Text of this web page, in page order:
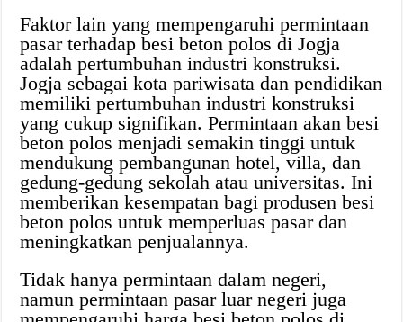
Faktor lain yang mempengaruhi permintaan
pasar terhadap besi beton polos di Jogja
adalah pertumbuhan industri konstruksi.
Jogja sebagai kota pariwisata dan pendidikan
memiliki pertumbuhan industri konstruksi
yang cukup signifikan. Permintaan akan besi
beton polos menjadi semakin tinggi untuk
mendukung pembangunan hotel, villa, dan
gedung-gedung sekolah atau universitas. Ini
memberikan kesempatan bagi produsen besi
beton polos untuk memperluas pasar dan
meningkatkan penjualannya.
Tidak hanya permintaan dalam negeri,
namun permintaan pasar luar negeri juga